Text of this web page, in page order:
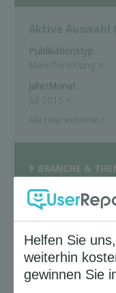
Aktive Auswahl
Publikationstyp
Marktforschung ×
Jahr/Monat
Jul 2015 ×
BRANCHE &